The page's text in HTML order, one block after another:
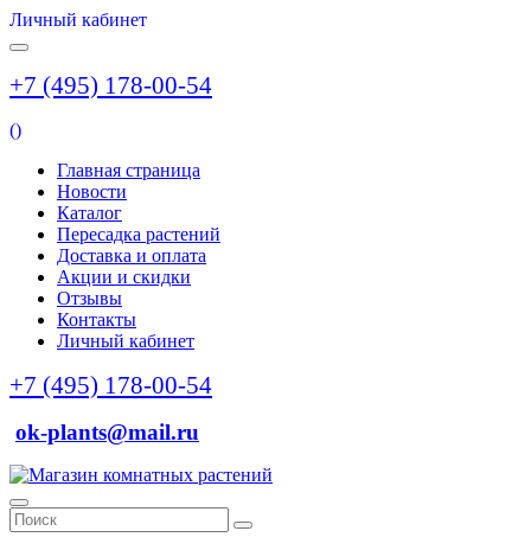
Личный кабинет
+7 (495) 178-00-54
()
Главная страница
Новости
Каталог
Пересадка растений
Доставка и оплата
Акции и скидки
Отзывы
Контакты
Личный кабинет
+7 (495) 178-00-54
ok-plants@mail.ru